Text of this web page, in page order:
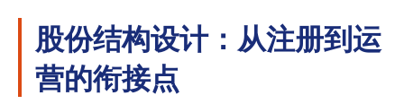
股份结构设计：从注册到运
营的衔接点